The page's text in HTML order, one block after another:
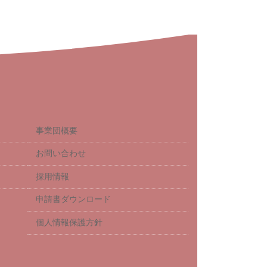
事業団概要
お問い合わせ
採用情報
申請書ダウンロード
個人情報保護方針